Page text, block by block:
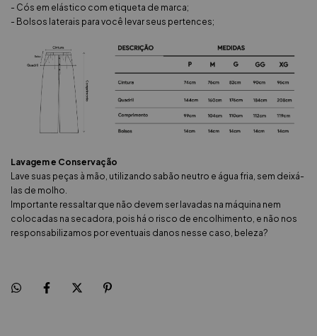
- Cós em elástico com etiqueta de marca;
- Bolsos laterais para você levar seus pertences;
Lavagem e Conservação
Lave suas peças à mão, utilizando sabão neutro e água fria, sem deixá-
las de molho.
Importante ressaltar que não devem ser lavadas na máquina nem
colocadas na secadora, pois há o risco de encolhimento, e não nos
responsabilizamos por eventuais danos nesse caso, beleza?